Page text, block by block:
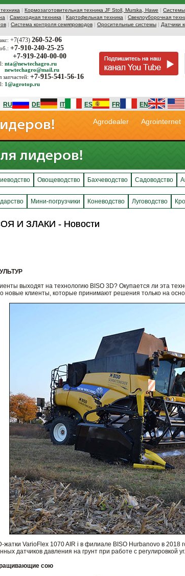
| Кормозаготовительная техника JF Stoll, Murska, Hawe | Системы
| Самоходная техника | Картофельная техника | Свеклоуборочная
| Система контроля семяпроводов | Оросительные системы | Датчики
+7(473) 260-52-06
+7-910-240-25-25
+7-919-240-00-00
nta@newtechagro.ru
newtechagro@mail.ru
запчастей: +7-915-541-56-16
1@agrotop.ru
RU DE IT ES FR EN
Agrodealer Agrointernet
Овощеводство Бахчеводство Садоводство
Мини-погрузчики Коневодство Луговодство
И ЗЛАКИ - Новости
И ЗЛАКИ - Новости
выходят на технологию BISO 3D? Окупается ли эта
новые клиенты, которые принимают решения только на
жатки VarioFlex 1070 AIR i в филиале BISO Hurbanovo в
датчиков давления на грунт при работе с регулировкой
сою